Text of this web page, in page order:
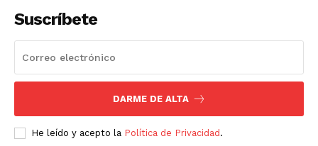
Suscríbete
DARME DE ALTA
He leído y acepto la Política de Privacidad .